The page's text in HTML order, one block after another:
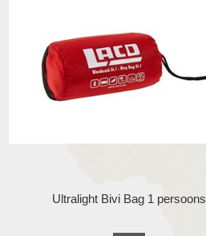
Ultralight Bivi Bag 1 persoons